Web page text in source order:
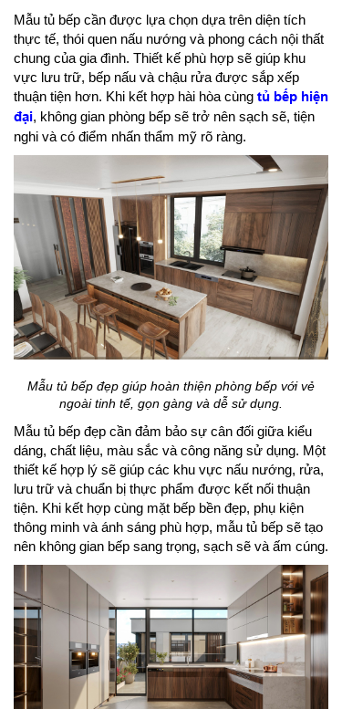
Mẫu tủ bếp cần được lựa chọn dựa trên diện tích
thực tế, thói quen nấu nướng và phong cách nội thất
chung của gia đình. Thiết kế phù hợp sẽ giúp khu
vực lưu trữ, bếp nấu và chậu rửa được sắp xếp
thuận tiện hơn. Khi kết hợp hài hòa cùng tủ bếp hiện
đại, không gian phòng bếp sẽ trở nên sạch sẽ, tiện
nghi và có điểm nhấn thẩm mỹ rõ ràng.
Mẫu tủ bếp đẹp giúp hoàn thiện phòng bếp với vẻ
ngoài tinh tế, gọn gàng và dễ sử dụng.
Mẫu tủ bếp đẹp cần đảm bảo sự cân đối giữa kiểu
dáng, chất liệu, màu sắc và công năng sử dụng. Một
thiết kế hợp lý sẽ giúp các khu vực nấu nướng, rửa,
lưu trữ và chuẩn bị thực phẩm được kết nối thuận
tiện. Khi kết hợp cùng mặt bếp bền đẹp, phụ kiện
thông minh và ánh sáng phù hợp, mẫu tủ bếp sẽ tạo
nên không gian bếp sang trọng, sạch sẽ và ấm cúng.